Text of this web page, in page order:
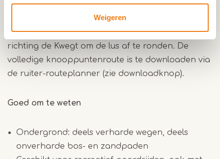
Weigeren
je via knooppunt 41 de route in en volg je de
knooppunten richting 43 en 44. Aan het einde
van de route, bij knooppunt 40, rijd je terug
richting de Kwegt om de lus af te ronden. De
volledige knooppuntenroute is te downloaden via
de ruiter-routeplanner (zie downloadknop).
Goed om te weten
Ondergrond: deels verharde wegen, deels
onverharde bos- en zandpaden